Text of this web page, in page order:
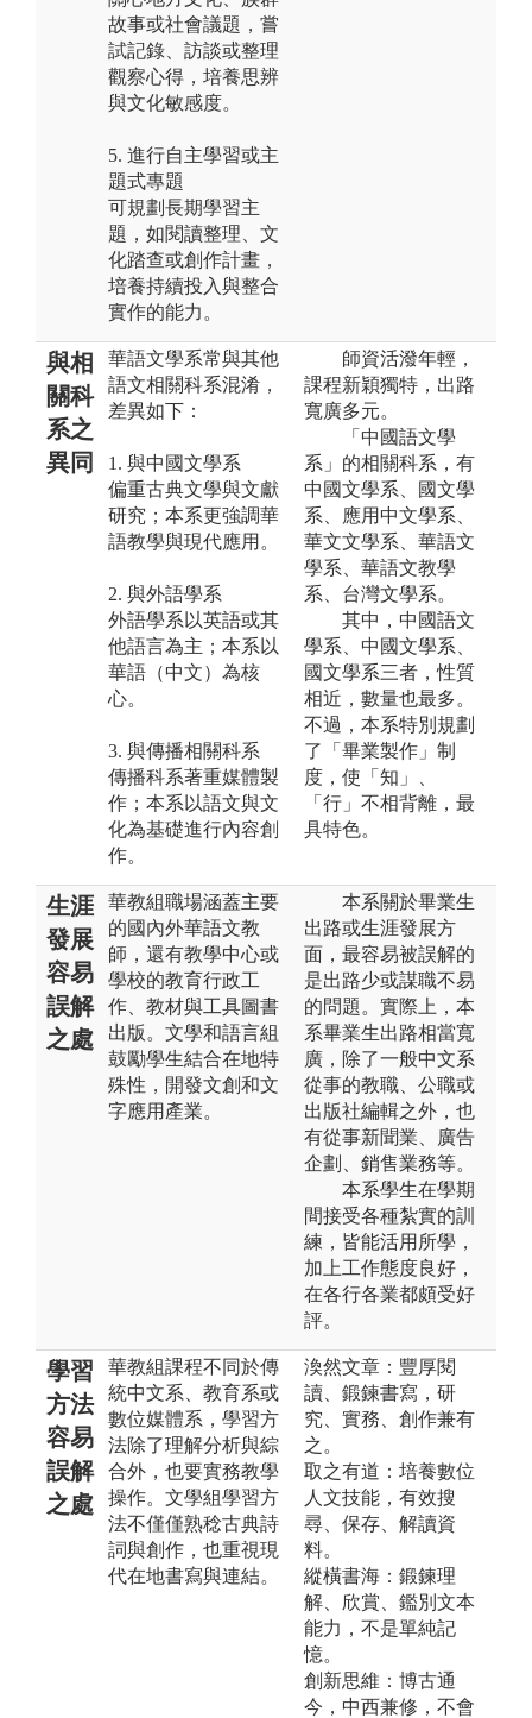
故事或社會議題，嘗
試記錄、訪談或整理
觀察心得，培養思辨
與文化敏感度。
5. 進行自主學習或主
題式專題
可規劃長期學習主
題，如閱讀整理、文
化踏查或創作計畫，
培養持續投入與整合
實作的能力。
與相
關科
系之
異同
華語文學系常與其他
語文相關科系混淆，
差異如下：
1. 與中國文學系
偏重古典文學與文獻
研究；本系更強調華
語教學與現代應用。
2. 與外語學系
外語學系以英語或其
他語言為主；本系以
華語（中文）為核
心。
3. 與傳播相關科系
傳播科系著重媒體製
作；本系以語文與文
化為基礎進行內容創
作。
師資活潑年輕，
課程新穎獨特，出路
寬廣多元。
「中國語文學
系」的相關科系，有
中國文學系、國文學
系、應用中文學系、
華文文學系、華語文
學系、華語文教學
系、台灣文學系。
其中，中國語文
學系、中國文學系、
國文學系三者，性質
相近，數量也最多。
不過，本系特別規劃
了「畢業製作」制
度，使「知」、
「行」不相背離，最
具特色。
生涯
發展
容易
誤解
之處
華教組職場涵蓋主要
的國內外華語文教
師，還有教學中心或
學校的教育行政工
作、教材與工具圖書
出版。文學和語言組
鼓勵學生結合在地特
殊性，開發文創和文
字應用產業。
本系關於畢業生
出路或生涯發展方
面，最容易被誤解的
是出路少或謀職不易
的問題。實際上，本
系畢業生出路相當寬
廣，除了一般中文系
從事的教職、公職或
出版社編輯之外，也
有從事新聞業、廣告
企劃、銷售業務等。
本系學生在學期
間接受各種紮實的訓
練，皆能活用所學，
加上工作態度良好，
在各行各業都頗受好
評。
學習
方法
容易
誤解
之處
華教組課程不同於傳
統中文系、教育系或
數位媒體系，學習方
法除了理解分析與綜
合外，也要實務教學
操作。文學組學習方
法不僅僅熟稔古典詩
詞與創作，也重視現
代在地書寫與連結。
渙然文章：豐厚閱
讀、鍛鍊書寫，研
究、實務、創作兼有
之。
取之有道：培養數位
人文技能，有效搜
尋、保存、解讀資
料。
縱橫書海：鍛鍊理
解、欣賞、鑑別文本
能力，不是單純記
憶。
創新思維：博古通
今，中西兼修，不會